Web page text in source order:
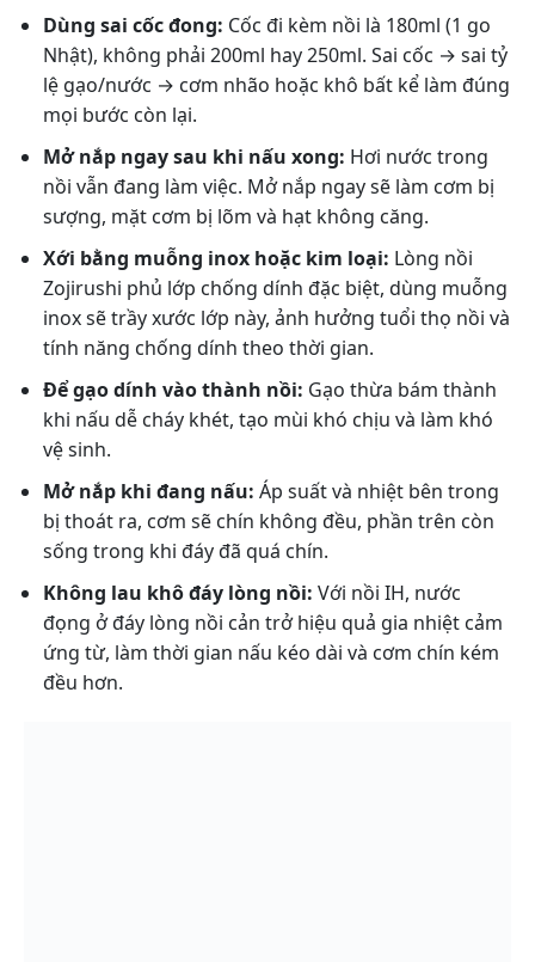
Dùng sai cốc đong: Cốc đi kèm nồi là 180ml (1 go
Nhật), không phải 200ml hay 250ml. Sai cốc → sai tỷ
lệ gạo/nước → cơm nhão hoặc khô bất kể làm đúng
mọi bước còn lại.
Mở nắp ngay sau khi nấu xong: Hơi nước trong
nồi vẫn đang làm việc. Mở nắp ngay sẽ làm cơm bị
sượng, mặt cơm bị lõm và hạt không căng.
Xới bằng muỗng inox hoặc kim loại: Lòng nồi
Zojirushi phủ lớp chống dính đặc biệt, dùng muỗng
inox sẽ trầy xước lớp này, ảnh hưởng tuổi thọ nồi và
tính năng chống dính theo thời gian.
Để gạo dính vào thành nồi: Gạo thừa bám thành
khi nấu dễ cháy khét, tạo mùi khó chịu và làm khó
vệ sinh.
Mở nắp khi đang nấu: Áp suất và nhiệt bên trong
bị thoát ra, cơm sẽ chín không đều, phần trên còn
sống trong khi đáy đã quá chín.
Không lau khô đáy lòng nồi: Với nồi IH, nước
đọng ở đáy lòng nồi cản trở hiệu quả gia nhiệt cảm
ứng từ, làm thời gian nấu kéo dài và cơm chín kém
đều hơn.